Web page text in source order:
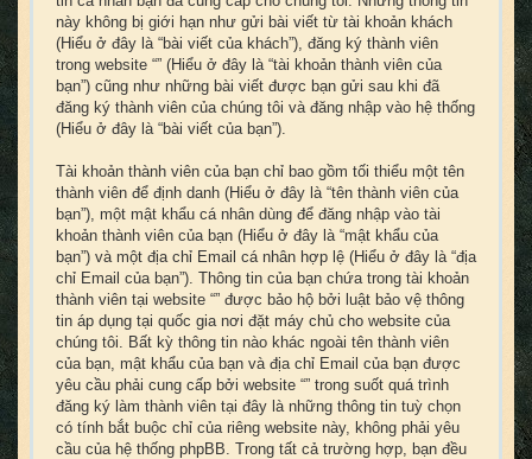
này không bị giới hạn như gửi bài viết từ tài khoản khách
(Hiểu ở đây là “bài viết của khách”), đăng ký thành viên
trong website “” (Hiểu ở đây là “tài khoản thành viên của
bạn”) cũng như những bài viết được bạn gửi sau khi đã
đăng ký thành viên của chúng tôi và đăng nhập vào hệ thống
(Hiểu ở đây là “bài viết của bạn”).
Tài khoản thành viên của bạn chỉ bao gồm tối thiểu một tên
thành viên để định danh (Hiểu ở đây là “tên thành viên của
bạn”), một mật khẩu cá nhân dùng để đăng nhập vào tài
khoản thành viên của bạn (Hiểu ở đây là “mật khẩu của
bạn”) và một địa chỉ Email cá nhân hợp lệ (Hiểu ở đây là “địa
chỉ Email của bạn”). Thông tin của bạn chứa trong tài khoản
thành viên tại website “” được bảo hộ bởi luật bảo vệ thông
tin áp dụng tại quốc gia nơi đặt máy chủ cho website của
chúng tôi. Bất kỳ thông tin nào khác ngoài tên thành viên
của bạn, mật khẩu của bạn và địa chỉ Email của bạn được
yêu cầu phải cung cấp bởi website “” trong suốt quá trình
đăng ký làm thành viên tại đây là những thông tin tuỳ chọn
có tính bắt buộc chỉ của riêng website này, không phải yêu
cầu của hệ thống phpBB. Trong tất cả trường hợp, bạn đều